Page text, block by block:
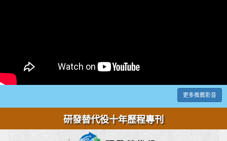
更多推薦影音
研發替代役十年歷程專刊